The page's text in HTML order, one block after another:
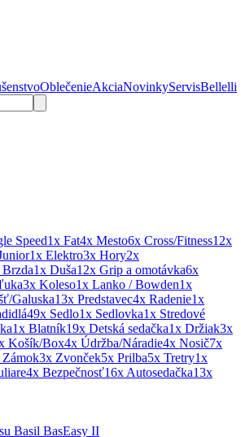
OblečenieAkciaNovinkyServisBellelli
Speed1x Fat4x Mesto6x Cross/Fitness12x
1x Elektro3x Hory2x
1x Duša12x Grip a omotávka6x
3x Koleso1x Lanko / Bowden1x
Galuska13x Predstavec4x Radenie1x
49x Sedlo1x Sedlovka1x Stredové
1x Blatník19x Detská sedačka1x Držiak3x
Košík/Box4x Údržba/Náradie4x Nosič7x
Zámok3x Zvonček5x Prilba5x Tretry1x
4x Bezpečnosť16x Autosedačka13x